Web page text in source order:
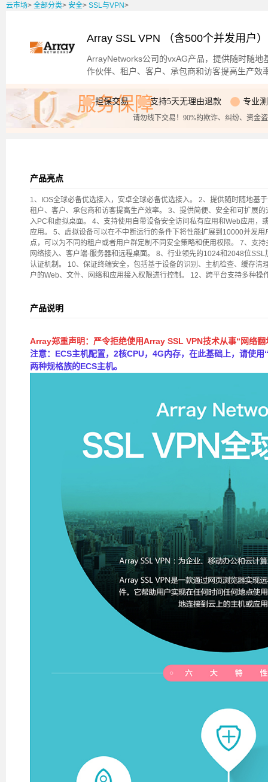
云市场> 全部分类> 安全> SSL与VPN>
Array SSL VPN （含500个并发用户）
ArrayNetworks公司的vxAG产品，提供随时随
作伙伴、租户、客户、承包商和访客提高生产效
服务保障
担保交易 支持5天无理由退款 专业
请勿线下交易！90%的欺诈、纠纷、资金
产品亮点
1、IOS全球必备优选接入，安卓全球必备优选接入。 2、提供随时随地基
租户、客户、承包商和访客提高生产效率。 3、提供简便、安全和可扩展
入PC和虚拟桌面。 4、支持使用自带设备安全访问私有应用和Web应用，
应用。 5、虚拟设备可以在不中断运行的条件下将性能扩展到10000并发
点，可以为不同的租户或者用户群定制不同安全策略和使用权限。 7、支
网络接入、客户端-服务器和远程桌面。 8、行业领先的1024和2048位
认证机制。 10、保证终端安全，包括基于设备的识别、主机检查、缓存清
户的Web、文件、网络和应用接入权限进行控制。 12、跨平台支持多种操
产品说明
Array郑重声明：严令拒绝使用Array SSL VPN技术从事“网络翻
注意： ECS主机配置，2核CPU，4G内存，在此基础上，请使
两种规格族的ECS主机。